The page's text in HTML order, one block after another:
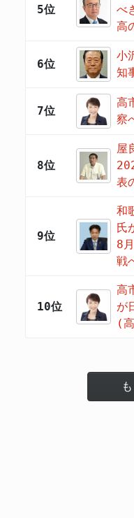
5位
べ
高
6位
小
知
7位
高
察
8位
屋
表
9位
和
氏
8
戦
10位
高
が
(